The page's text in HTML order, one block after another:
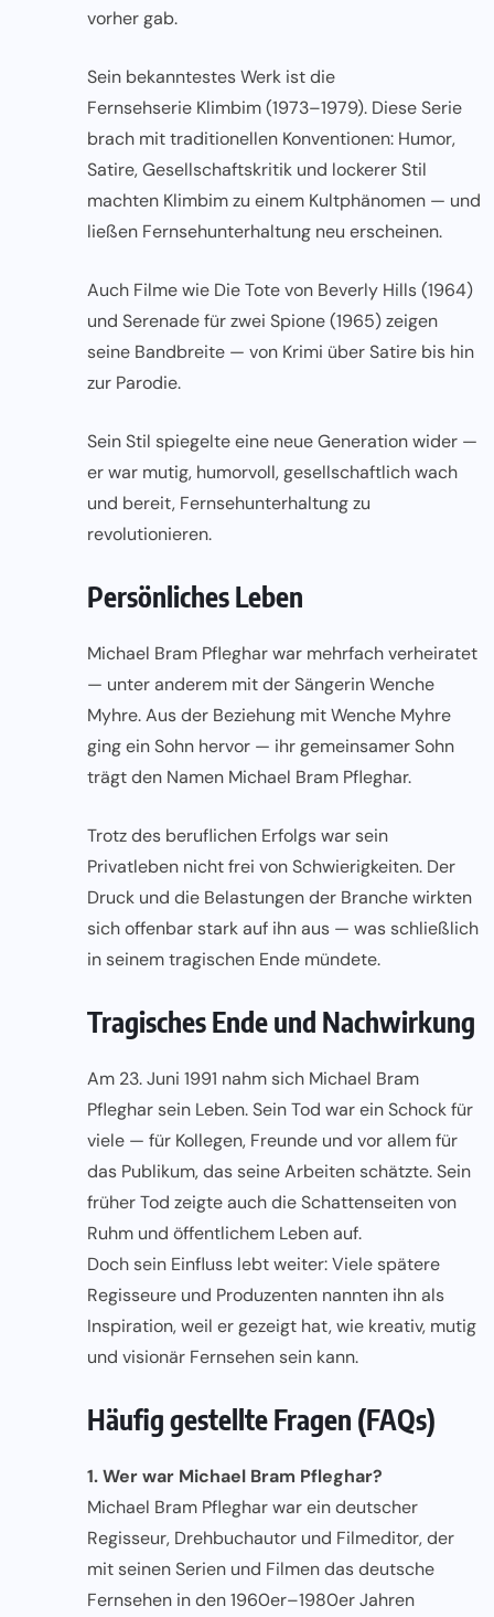
vorher gab.
Sein bekanntestes Werk ist die
Fernsehserie Klimbim(1973–1979). Diese Serie
brach mit traditionellen Konventionen: Humor,
Satire, Gesellschaftskritik und lockerer Stil
machten Klimbim zu einem Kultphänomen — und
ließen Fernsehunterhaltung neu erscheinen.
Auch Filme wie Die Tote von Beverly Hills (1964)
und Serenade für zwei Spione (1965) zeigen
seine Bandbreite — von Krimi über Satire bis hin
zur Parodie.
Sein Stil spiegelte eine neue Generation wider —
er war mutig, humorvoll, gesellschaftlich wach
und bereit, Fernseh­unterhaltung zu
revolutionieren.
Persönliches Leben
Michael Bram Pfleghar war mehrfach verheiratet
— unter anderem mit der Sängerin Wenche
Myhre. Aus der Beziehung mit Wenche Myhre
ging ein Sohn hervor — ihr gemeinsamer Sohn
trägt den Namen Michael Bram Pfleghar.
Trotz des beruflichen Erfolgs war sein
Privatleben nicht frei von Schwierigkeiten. Der
Druck und die Belastungen der Branche wirkten
sich offenbar stark auf ihn aus — was schließlich
in seinem tragischen Ende mündete.
Tragisches Ende und Nachwirkung
Am 23. Juni 1991 nahm sich Michael Bram
Pfleghar sein Leben. Sein Tod war ein Schock für
viele — für Kollegen, Freunde und vor allem für
das Publikum, das seine Arbeiten schätzte. Sein
früher Tod zeigte auch die Schattenseiten von
Ruhm und öffentlichem Leben auf.
Doch sein Einfluss lebt weiter: Viele spätere
Regisseure und Produzenten nannten ihn als
Inspiration, weil er gezeigt hat, wie kreativ, mutig
und visionär Fernsehen sein kann.
Häufig gestellte Fragen (FAQs)
1. Wer war Michael Bram Pfleghar?
Michael Bram Pfleghar war ein deutscher
Regisseur, Drehbuchautor und Filmeditor, der
mit seinen Serien und Filmen das deutsche
Fernsehen in den 1960er–1980er Jahren